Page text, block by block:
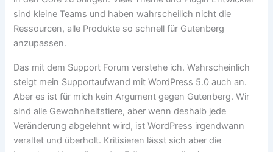
sind kleine Teams und haben wahrscheilich nicht die
Ressourcen, alle Produkte so schnell für Gutenberg
anzupassen.
Das mit dem Support Forum verstehe ich. Wahrscheinlich
steigt mein Supportaufwand mit WordPress 5.0 auch an.
Aber es ist für mich kein Argument gegen Gutenberg. Wir
sind alle Gewohnheitstiere, aber wenn deshalb jede
Veränderung abgelehnt wird, ist WordPress irgendwann
veraltet und überholt. Kritisieren lässt sich aber die